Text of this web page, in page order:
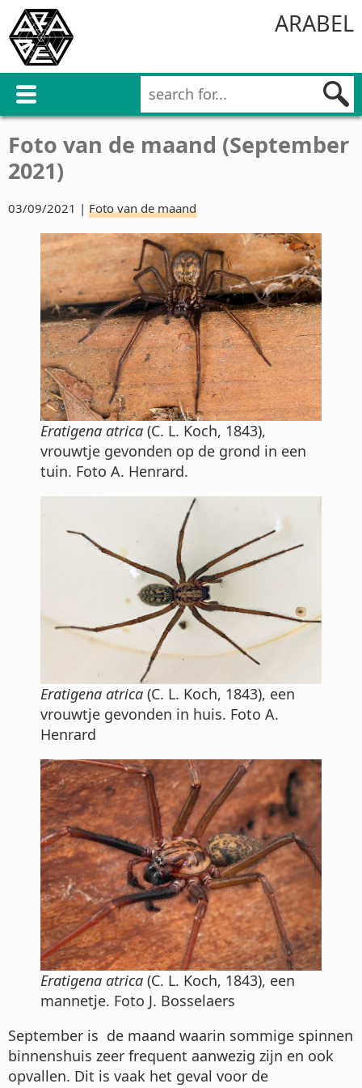
ARABEL
Foto van de maand (September
2021)
03/09/2021 | Foto van de maand
Eratigena atrica (C. L. Koch, 1843),
vrouwtje gevonden op de grond in een
tuin. Foto A. Henrard.
Eratigena atrica (C. L. Koch, 1843), een
vrouwtje gevonden in huis. Foto A.
Henrard
Eratigena atrica (C. L. Koch, 1843), een
mannetje. Foto J. Bosselaers
September is de maand waarin sommige spinnen
binnenshuis zeer frequent aanwezig zijn en ook
opvallen. Dit is vaak het geval voor de